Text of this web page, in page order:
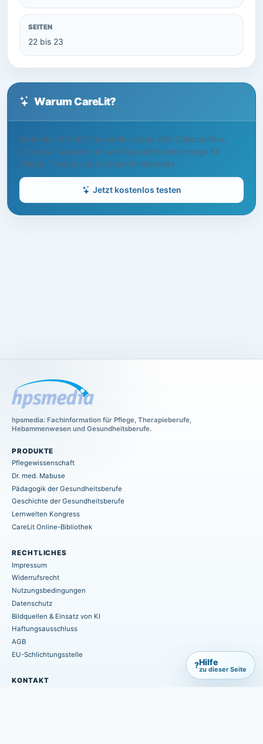
SEITEN
22 bis 23
Warum CareLit?
Mehr als 500.000 Fachartikel, über 450 Zeitschriften,
Volltexte, Readerlisten und Recherchewerkzeuge für
Pflege, Therapie und Gesundheitsberufe.
Jetzt kostenlos testen
hpsmedia: Fachinformation für Pflege, Therapieberufe,
Hebammenwesen und Gesundheitsberufe.
PRODUKTE
Pflegewissenschaft
Dr. med. Mabuse
Pädagogik der Gesundheitsberufe
Geschichte der Gesundheitsberufe
Lernwelten Kongress
CareLit Online-Bibliothek
RECHTLICHES
Impressum
Widerrufsrecht
Nutzungsbedingungen
Datenschutz
Bildquellen & Einsatz von KI
Haftungsausschluss
AGB
EU-Schlichtungsstelle
KONTAKT
?Hilfe
zu dieser Seite